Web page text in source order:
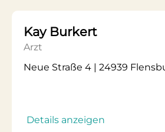
Kay Burkert
Arzt
Neue Straße 4 | 24939
Details anzeigen